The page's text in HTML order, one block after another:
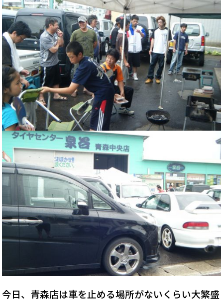
今日、青森店は車を止める場所がないくらい大繁盛